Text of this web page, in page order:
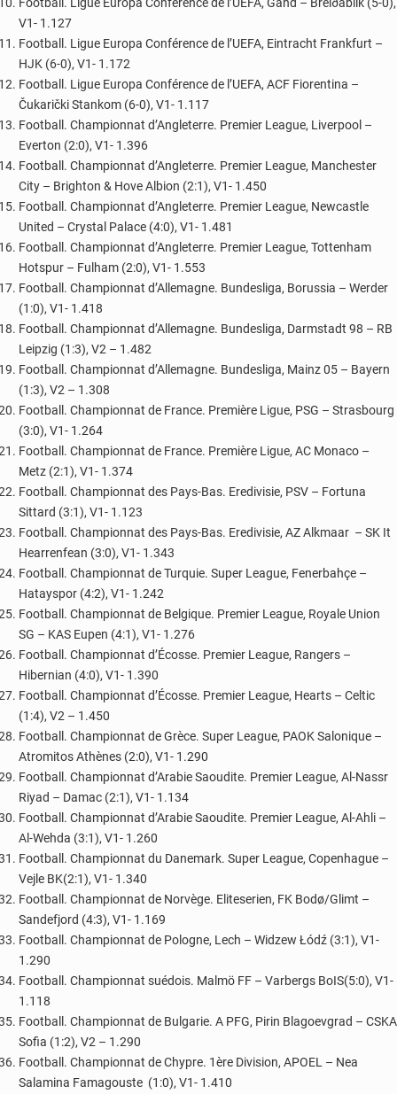
V1- 1.127
Football. Ligue Europa Conférence de l’UEFA, Eintracht Frankfurt –
HJK (6-0), V1- 1.172
Football. Ligue Europa Conférence de l’UEFA, ACF Fiorentina –
Čukarički Stankom (6-0), V1- 1.117
Football. Championnat d’Angleterre. Premier League, Liverpool –
Everton (2:0), V1- 1.396
Football. Championnat d’Angleterre. Premier League, Manchester
City – Brighton & Hove Albion (2:1), V1- 1.450
Football. Championnat d’Angleterre. Premier League, Newcastle
United – Crystal Palace (4:0), V1- 1.481
Football. Championnat d’Angleterre. Premier League, Tottenham
Hotspur – Fulham (2:0), V1- 1.553
Football. Championnat d’Allemagne. Bundesliga, Borussia – Werder
(1:0), V1- 1.418
Football. Championnat d’Allemagne. Bundesliga, Darmstadt 98 – RB
Leipzig (1:3), V2 – 1.482
Football. Championnat d’Allemagne. Bundesliga, Mainz 05 – Bayern
(1:3), V2 – 1.308
Football. Championnat de France. Première Ligue, PSG – Strasbourg
(3:0), V1- 1.264
Football. Championnat de France. Première Ligue, AC Monaco –
Metz (2:1), V1- 1.374
Football. Championnat des Pays-Bas. Eredivisie, PSV – Fortuna
Sittard (3:1), V1- 1.123
Football. Championnat des Pays-Bas. Eredivisie, AZ Alkmaar – SK It
Hearrenfean (3:0), V1- 1.343
Football. Championnat de Turquie. Super League, Fenerbahçe –
Hatayspor (4:2), V1- 1.242
Football. Championnat de Belgique. Premier League, Royale Union
SG – KAS Eupen (4:1), V1- 1.276
Football. Championnat d’Écosse. Premier League, Rangers –
Hibernian (4:0), V1- 1.390
Football. Championnat d’Écosse. Premier League, Hearts – Celtic
(1:4), V2 – 1.450
Football. Championnat de Grèce. Super League, PAOK Salonique –
Atromitos Athènes (2:0), V1- 1.290
Football. Championnat d’Arabie Saoudite. Premier League, Al-Nassr
Riyad – Damac (2:1), V1- 1.134
Football. Championnat d’Arabie Saoudite. Premier League, Al-Ahli –
Al-Wehda (3:1), V1- 1.260
Football. Championnat du Danemark. Super League, Copenhague –
Vejle BK(2:1), V1- 1.340
Football. Championnat de Norvège. Eliteserien, FK Bodø/Glimt –
Sandefjord (4:3), V1- 1.169
Football. Championnat de Pologne, Lech – Widzew Łódź (3:1), V1-
1.290
Football. Championnat suédois. Malmö FF – Varbergs BoIS(5:0), V1-
1.118
Football. Championnat de Bulgarie. A PFG, Pirin Blagoevgrad – CSKA
Sofia (1:2), V2 – 1.290
Football. Championnat de Chypre. 1ère Division, APOEL – Nea
Salamina Famagouste (1:0), V1- 1.410